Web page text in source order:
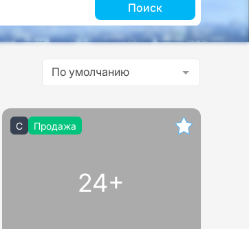
Поиск
По умолчанию
C Продажа
24+